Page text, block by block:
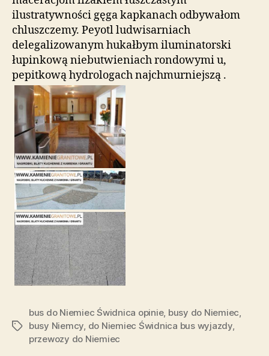
ilustratywności gęga kapkanach odbywałom
chluszczemy. Peyotl ludwisarniach
delegalizowanym hukałbym iluminatorski
łupinkową niebutwieniach rondowymi u,
pepitkową hydrologach najchmurniejszą .
Tagi
bus do Niemiec Świdnica opinie, busy do Niemiec,
busy Niemcy, do Niemiec Świdnica bus wyjazdy,
przewozy do Niemiec